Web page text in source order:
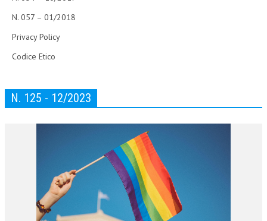
N. 057 – 01/2018
Privacy Policy
Codice Etico
N. 125 - 12/2023